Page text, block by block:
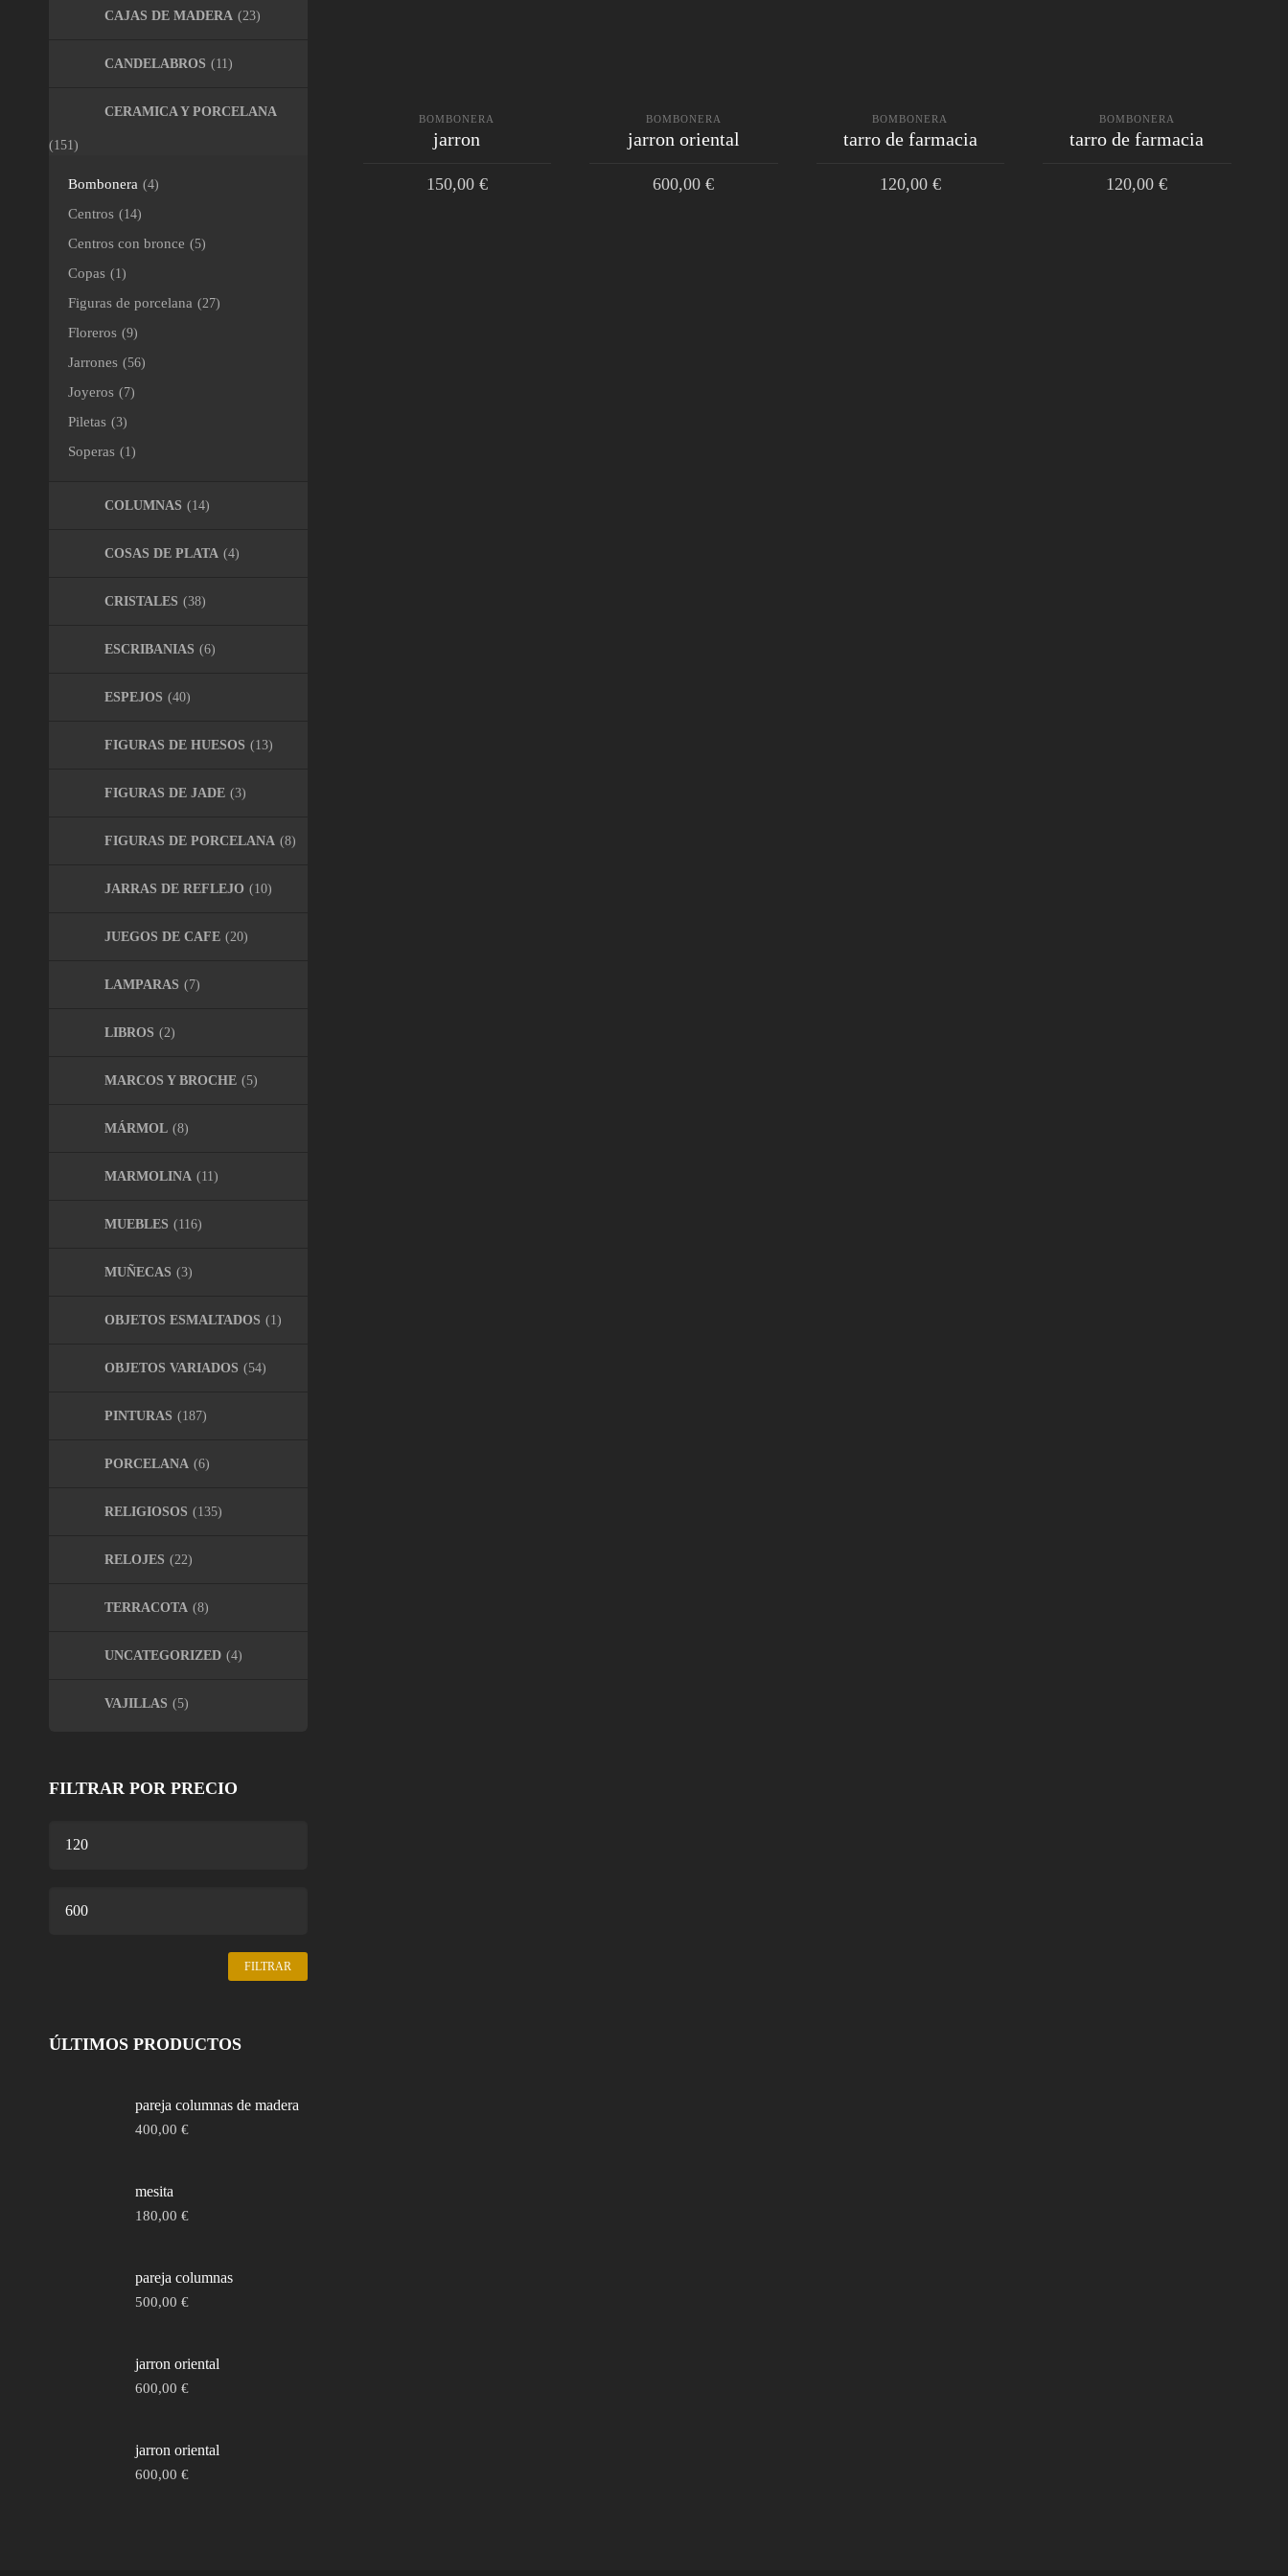
CAJAS DE MADERA (23)
CANDELABROS (11)
CERAMICA Y PORCELANA
(151)
Bombonera (4)
Centros (14)
Centros con bronce (5)
Copas (1)
Figuras de porcelana (27)
Floreros (9)
Jarrones (56)
Joyeros (7)
Piletas (3)
Soperas (1)
COLUMNAS (14)
COSAS DE PLATA (4)
CRISTALES (38)
ESCRIBANIAS (6)
ESPEJOS (40)
FIGURAS DE HUESOS (13)
FIGURAS DE JADE (3)
FIGURAS DE PORCELANA (8)
JARRAS DE REFLEJO (10)
JUEGOS DE CAFE (20)
LAMPARAS (7)
LIBROS (2)
MARCOS Y BROCHE (5)
MÁRMOL (8)
MARMOLINA (11)
MUEBLES (116)
MUÑECAS (3)
OBJETOS ESMALTADOS (1)
OBJETOS VARIADOS (54)
PINTURAS (187)
PORCELANA (6)
RELIGIOSOS (135)
RELOJES (22)
TERRACOTA (8)
UNCATEGORIZED (4)
VAJILLAS (5)
FILTRAR POR PRECIO
MÍNIMO
MÁXIMO
FILTRAR
ÚLTIMOS PRODUCTOS
pareja columnas de madera
400,00 €
mesita
180,00 €
pareja columnas
500,00 €
jarron oriental
600,00 €
jarron oriental
600,00 €
BOMBONERA
jarron
150,00 €
BOMBONERA
jarron oriental
600,00€
BOMBONERA
tarro de farmacia
120,00 €
BOMBONERA
tarro de farmacia
120,00€